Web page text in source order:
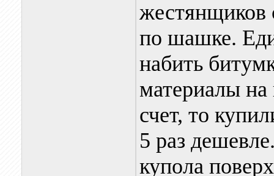
жестянщиков
по шашке.
набить
материалы на
счет, то
5 раз
купола